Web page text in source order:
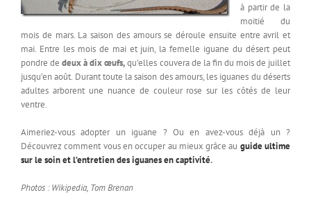
à partir de la
moitié du
mois de mars. La saison des amours se déroule ensuite entre avril et
mai. Entre les mois de mai et juin, la femelle iguane du désert peut
pondre dedeux à dix œufs,qu’elles couvera de la fin du mois de juillet
jusqu’en août. Durant toute la saison des amours, les iguanes du déserts
adultes arborent une nuance de couleur rose sur les côtés de leur
ventre.
Aimeriez-vous adopter un iguane ? Ou en avez-vous déjà un ?
Découvrez comment vous en occuper au mieux grâce au guide ultime
sur le soin et l’entretien des iguanes en captivité.
Photos : Wikipedia, Tom Brenan